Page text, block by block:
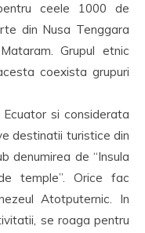
ceele 1000 de
din Nusa Tenggara
Grupul etnic
coexista grupuri
si considerata
destinatii turistice din
denumirea de “Insula
temple”. Orice fac
Atotputernic. In
se roaga pentru